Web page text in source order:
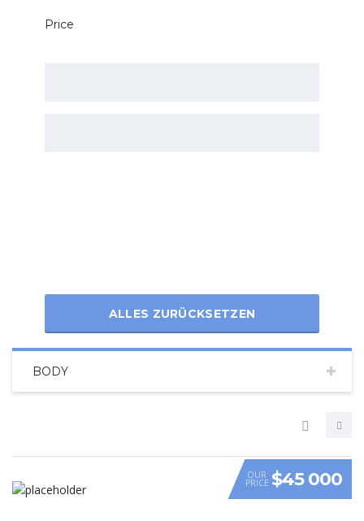
Price
ALLES ZURÜCKSETZEN
BODY
VIDEO
OUR
PRICE $45 000